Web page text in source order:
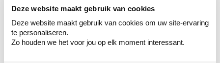
Deze website maakt gebruik van cookies
Deze website maakt gebruik van cookies om uw site-ervaring
te personaliseren.
Zo houden we het voor jou op elk moment interessant.
te verfijnen.
Krijg persoonlijk advies om kleuren te
combineren.